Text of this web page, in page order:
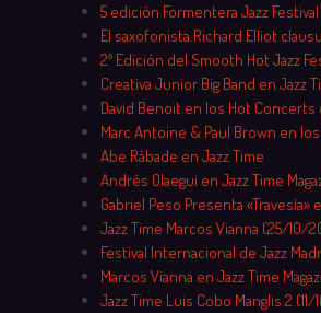
5 edición Formentera Jazz Festival
El saxofonista Richard Elliot
2ª Edición del Smooth Hot Jazz
Creativa Junior Big Band en Jazz
David Benoit en los Hot Concerts
Marc Antoine & Paul Brown en
Abe Rábade en Jazz Time
Andrés Olaegui en Jazz Time
Gabriel Peso Presenta «Travesía»
Jazz Time Marcos Vianna (25/10/
Festival Internacional de Jazz
Marcos Vianna en Jazz Time
Jazz Time Luis Cobo Manglis 2 (11/